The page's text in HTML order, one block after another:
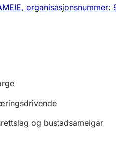
organisasjonsnummer:
og bustadsameigar